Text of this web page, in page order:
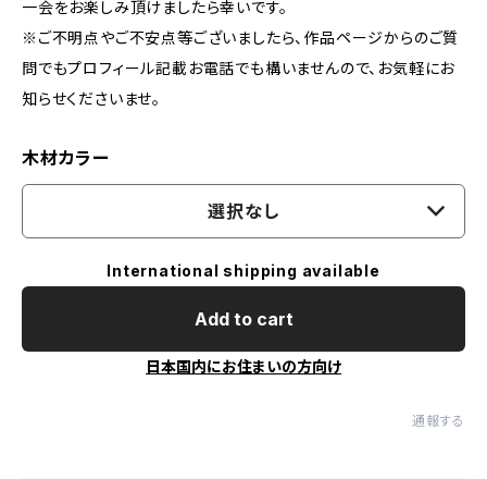
一会をお楽しみ頂けましたら幸いです。
※ご不明点やご不安点等ございましたら、作品ページからのご質
問でもプロフィール記載お電話でも構いませんので、お気軽にお
知らせくださいませ。
木材カラー
選択なし
International shipping available
Add to cart
日本国内にお住まいの方向け
通報する